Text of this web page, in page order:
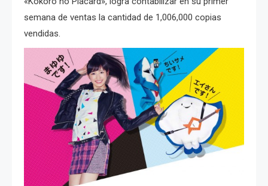
semana de ventas la cantidad de 1,006,000 copias
vendidas.